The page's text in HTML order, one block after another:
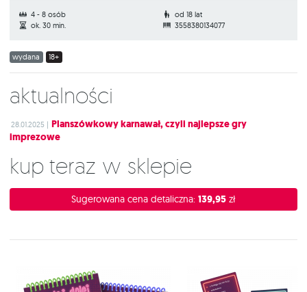
4 - 8 osób
od 18 lat
ok. 30 min.
3558380134077
wydana 18+
Aktualności
28.01.2025 | Planszówkowy karnawał, czyli najlepsze gry
imprezowe
Kup teraz w sklepie
Sugerowana cena detaliczna: 139,95 zł